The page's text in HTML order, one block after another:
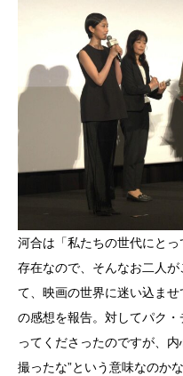
河合は「私たちの世代にとっ
存在なので、そんなお二人
て、映画の世界に迷い込ま
の感想を報告。対してパク
ってくださったのですが、
撮ったな”という意味なのか